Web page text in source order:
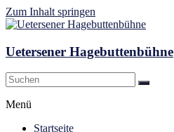
Zum Inhalt springen
Uetersener Hagebuttenbühne
Menü
Startseite